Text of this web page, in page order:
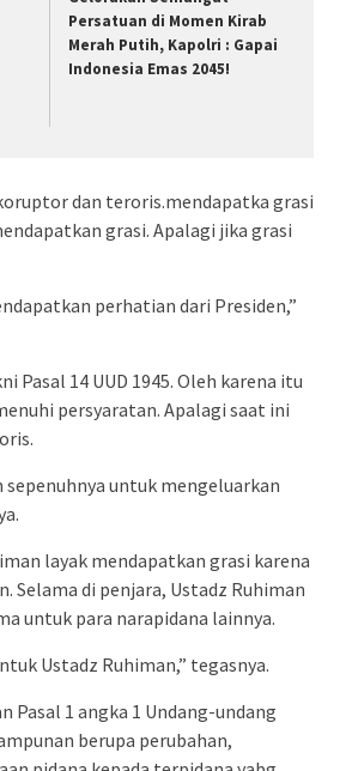
Persatuan di Momen Kirab
Merah Putih, Kapolri : Gapai
Indonesia Emas 2045!
dan teroris.mendapatka grasi
grasi. Apalagi jika grasi
perhatian dari Presiden,”
14 UUD 1945. Oleh karena itu
persyaratan. Apalagi saat ini
sepenuhnya untuk mengeluarkan
layak mendapatkan grasi karena
Selama di penjara, Ustadz Ruhiman
untuk para narapidana lainnya.
Ustadz Ruhiman,” tegasnya.
Pasal 1 angka 1 Undang-undang
berupa perubahan,